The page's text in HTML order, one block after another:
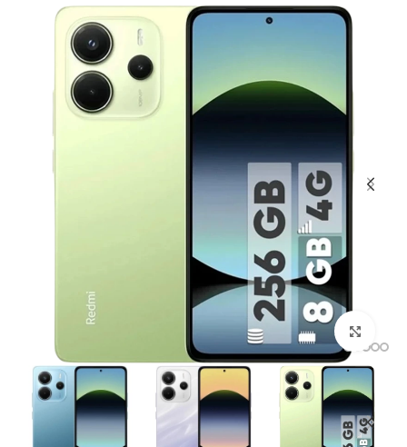
بزرگنمایی تصویر